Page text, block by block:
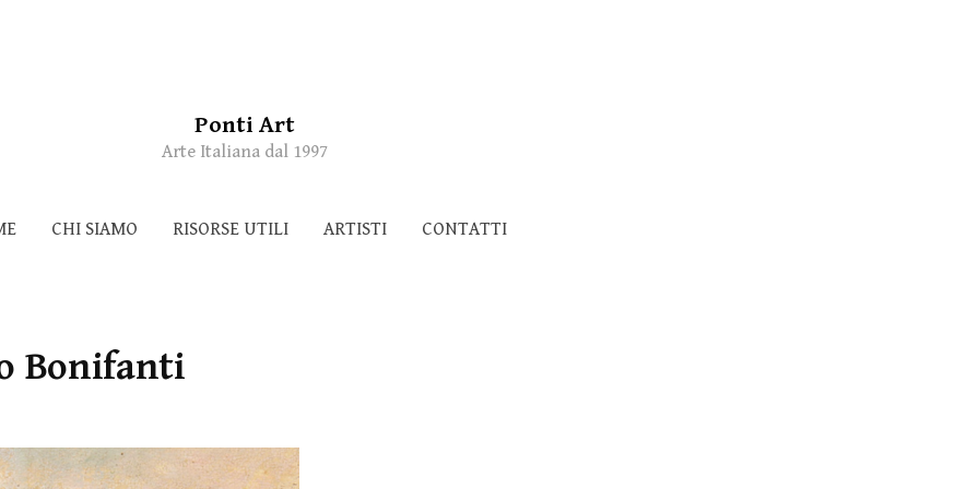
Ponti Art
Arte Italiana dal 1997
CHI SIAMO RISORSE UTILI ARTISTI CONTATTI
Bonifanti